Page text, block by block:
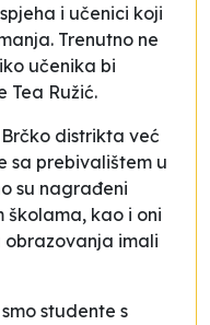
i učenici koji
Trenutno ne
učenika bi
Tea Ružić.
distrikta već
sa prebivalištem u
su nagrađeni
školama, kao i oni
obrazovanja imali
studente s